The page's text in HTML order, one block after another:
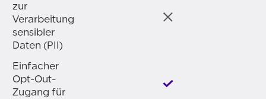
zur
Verarbeitung
sensibler
Daten (PII)
Einfacher
Opt-Out-
Zugang für